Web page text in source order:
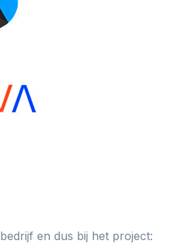
en dus bij het project: